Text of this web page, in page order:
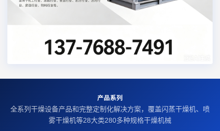
产品系列
全系列干燥设备产品和完整定制化解决方案，覆盖闪蒸干燥机、喷
雾干燥机等28大类280多种规格干燥机械